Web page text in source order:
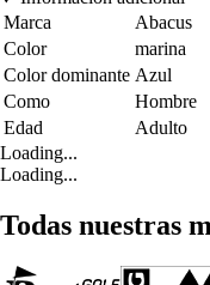
Marca
Abacus
Color
marina
Color dominante Azul
Como
Hombre
Edad
Adulto
Loading...
Loading...
Todas nuestras